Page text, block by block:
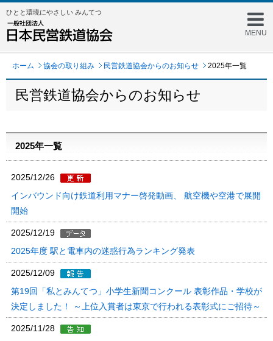
MENU
ひとと環境にやさしい みんてつ
ホーム 協会の取り組み 民営鉄道協会からのお知らせ 2025年一覧
民営鉄道協会からのお知らせ
2025年一覧
2025/12/26
インバウンド向け鉄道利用マナー啓発動画、 航空機や空港で展開
開始
2025/12/19
2025年度 駅と電車内の迷惑行為ランキング発表
2025/12/09
第19回「私とみんてつ」小学生新聞コンクール 表彰作品・学校が
決定しました！ ～上位入賞者は東京で行われる表彰式にご招待～
2025/11/28